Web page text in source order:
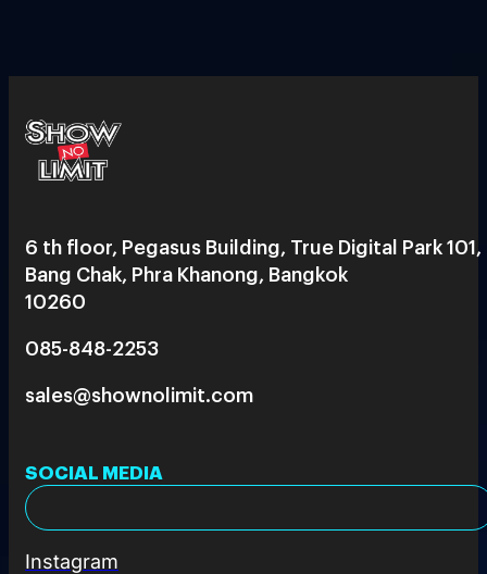
6 th floor, Pegasus Building, True Digital Park 101,
Bang Chak, Phra Khanong, Bangkok
10260
085-848-2253
sales@shownolimit.com
SOCIAL MEDIA
Instagram